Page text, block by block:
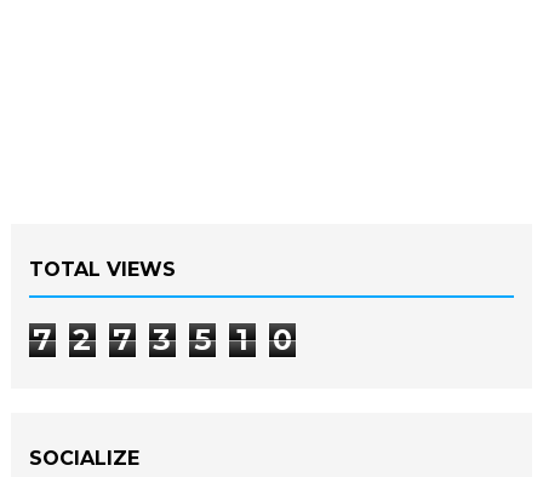
TOTAL VIEWS
7 2 7 3 5 1 0
SOCIALIZE